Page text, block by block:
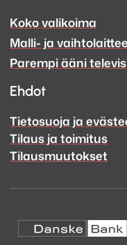
Ominaisuudet:
6″ MMP II
Optimoitu
Ääni
Facebook
Ääni
Instagram
Koko valikoima
Malli- ja
Parempi ääni
Ehdot
Tietosuoja ja
Tilaus ja toimitus
Tilausmuutokset